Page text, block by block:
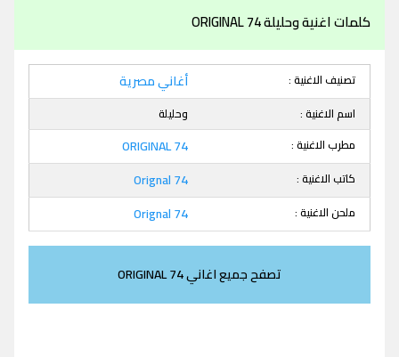
كلمات اغنية وحليلة ORIGINAL 74
تصنيف الاغنية : أغاني مصرية
اسم الاغنية :
وحليلة
مطرب الاغنية :
ORIGINAL 74
كاتب الاغنية : Orignal 74
ملحن الاغنية : Orignal 74
تصفح جميع اغاني ORIGINAL 74